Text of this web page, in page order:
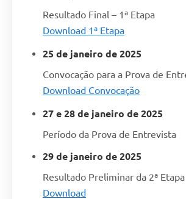
Resultado Final – 1ª Etapa
Download 1ª Etapa
25 de janeiro de 2025
Convocação para a Prova de
Download Convocação
27 e 28 de janeiro de 2025
Período da Prova de Entrevista
29 de janeiro de 2025
Resultado Preliminar da 2ª Etapa
Download